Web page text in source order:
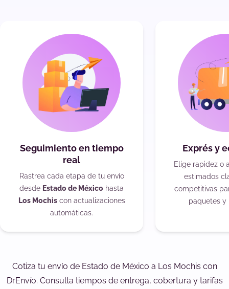
Seguimiento en tiempo
real
Rastrea cada etapa de tu envío
desde Estado de México hasta
Los Mochiscon actualizaciones
automáticas.
Exprés y
Elige rapidez o
estimados
competitivas
paquetes y
Cotiza tu envío de Estado de México a Los Mochis con
DrEnvío. Consulta tiempos de entrega, cobertura y tarifas